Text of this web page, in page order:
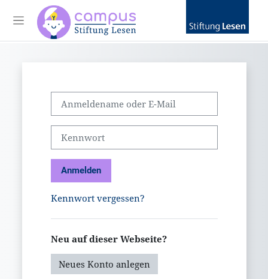
Zum Hauptinhalt
Website-Übersicht
Kontoerstellung abbrechen
Anmeldename oder E-Mail
Anmelden
Kennwort vergessen?
Neu auf dieser Webseite?
Neues Konto anlegen